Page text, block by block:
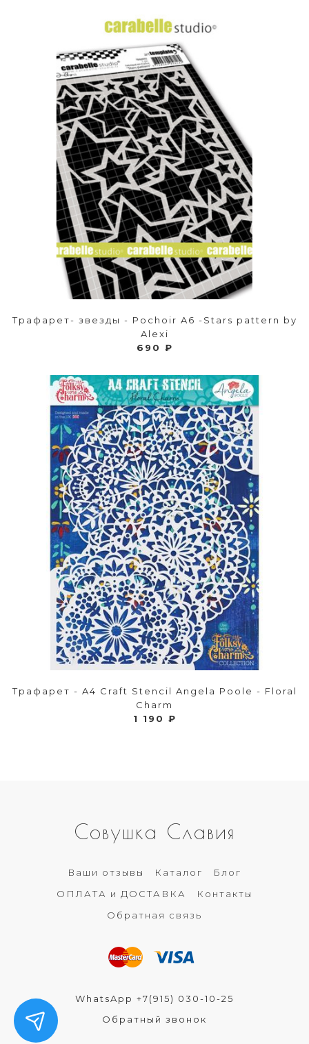
Трафарет- звезды - Pochoir A6 -Stars pattern by
Alexi
690 ₽
Трафарет - A4 Craft Stencil Angela Poole - Floral
Charm
1 190 ₽
Совушка Славия
Ваши отзывы Каталог
Блог
ОПЛАТА и ДОСТАВКА
Контакты
Обратная связь
WhatsApp +7(915) 030-10-25
Обратный звонок